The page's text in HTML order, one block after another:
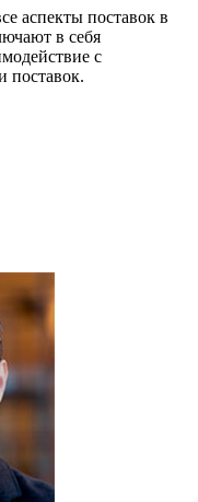
аспекты поставок в
в себя
с
поставок.